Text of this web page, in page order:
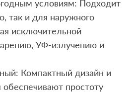
условиям: Подходит
так и для наружного
исключительной
УФ-излучению и
Компактный дизайн и
обеспечивают простоту